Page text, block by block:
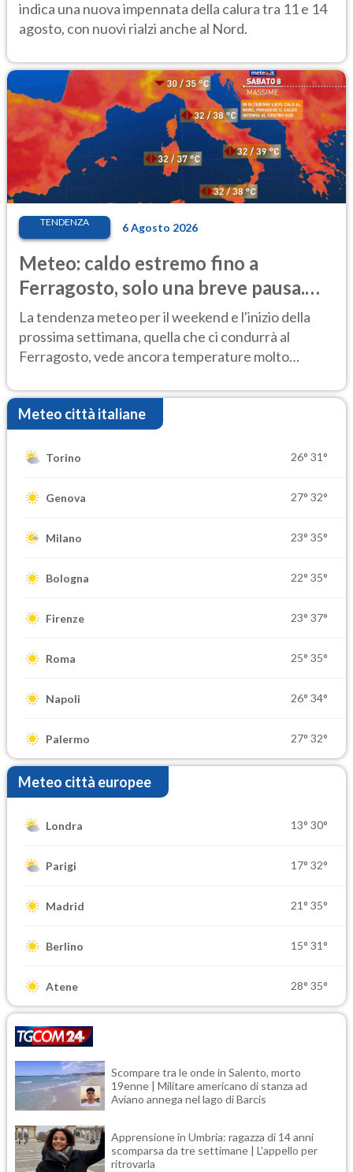
indica una nuova impennata della calura tra 11 e 14
agosto, con nuovi rialzi anche al Nord.
TENDENZA 6 Agosto 2026
Meteo: caldo estremo fino a
Ferragosto, solo una breve pausa.
Ecco dove
La tendenza meteo per il weekend e l'inizio della
prossima settimana, quella che ci condurrà al
Ferragosto, vede ancora temperature molto
Meteo città italiane
Torino 26° 31°
Genova 27° 32°
Milano 23° 35°
Bologna 22° 35°
Firenze 23° 37°
Roma 25° 35°
Napoli 26° 34°
Palermo 27° 32°
Meteo città europee
Londra 13° 30°
Parigi 17° 32°
Madrid 21° 35°
Berlino 15° 31°
Atene 28° 35°
Scompare tra le onde in Salento, morto
19enne | Militare americano di stanza ad
Aviano annega nel lago di Barcis
Apprensione in Umbria: ragazza di 14 anni
scomparsa da tre settimane | L'appello per
ritrovarla